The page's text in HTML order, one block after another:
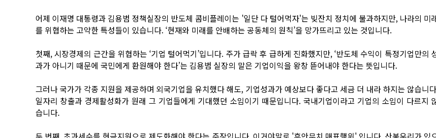
어제 이재명 대통령과 김용범 정책실장의 반도체 콤비플레이는 '일단 다 털어먹자'는 빚잔치 정치에 불과하지만, 나라의 미
를 위협하는 고약한 특성들이 있습니다. ‘현재와 미래를 안배하는 공동체의 원칙’을 망가뜨리고 있는 것입니다.
첫째, 시장경제의 근간을 위협하는 ‘기업 털어먹기’입니다. 주가 급락 후 급하게 진화했지만, ‘반도체 수익이 특정기업만의
과가 아니기 때문에 국민에게 환원해야 한다’는 김용범 실장의 말은 기업이익을 왕창 뜯어내야 한다는 뜻입니다.
그러나 국가가 각종 지원을 제공하며 외국기업을 유치했다 해도, 기업성과가 예상보다 좋다고 세금 더 내라 하지는 않습니
일자리 창출과 경제활성화가 원래 그 기업들에게 기대했던 소임이기 때문입니다. 국내기업이라고 기업의 소임이 다르지
습니다.